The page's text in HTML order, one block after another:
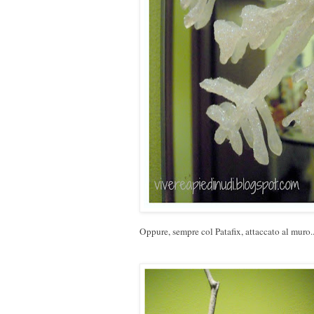
Oppure, sempre col Patafix, attaccato al